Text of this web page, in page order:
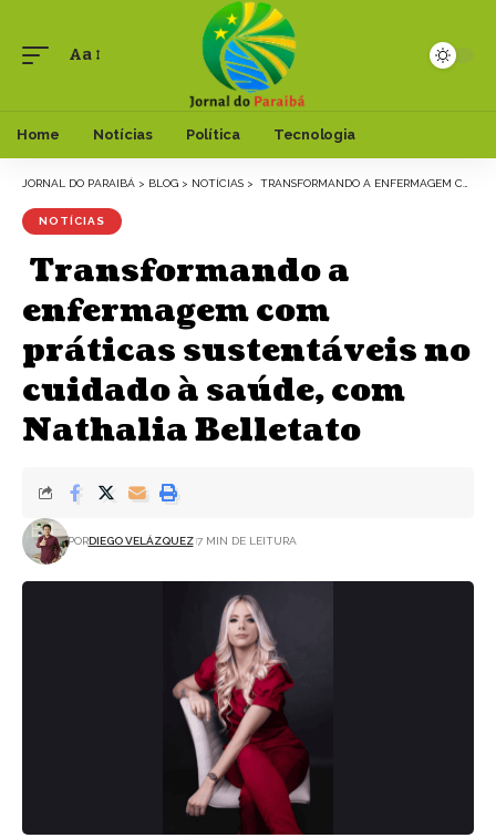
Aa
Home Notícias Política Tecnologia
JORNAL DO PARAIBÁ > BLOG > NOTÍCIAS > TRANSFORMANDO A ENFERMAGEM COM PRÁTICAS SUSTENTÁVEIS NO CUIDADO À SAÚDE, COM NATHALIA BELLETATO
NOTÍCIAS
Transformando a
enfermagem com
práticas sustentáveis no
cuidado à saúde, com
Nathalia Belletato
PORDIEGO VELÁZQUEZ 7 MIN DE LEITURA